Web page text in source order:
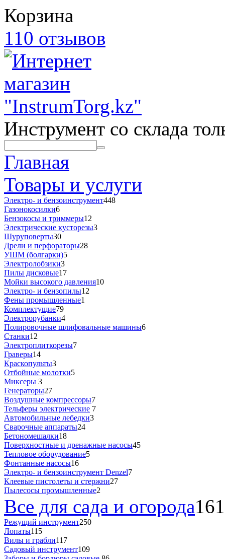
Корзина
110 отзывов
Инструмент со склада
Главная
Товары и услуги
Электро- и бензоинструмент448
Газонокосилки6
Бензокосы и триммеры12
Электрические кусторезы3
Шуруповерты30
Дрели и перфораторы28
УШМ (болгарки)5
Электролобзики3
Пилы дисковые17
Мойки высокого давления10
Электро- и бензопилы12
Фены промышленные1
Комплектущие79
Электрорубанки4
Полировочные шлифовальные машины6
Станки12
Электроплиткорезы7
Граверы14
Краскопульты3
Отбойные молотки5
Миксеры 3
Генераторы27
Воздушные компрессоры7
Тельферы электрические 7
Автомобильные лебедки3
Сварочные аппараты24
Бетономешалки18
Поверхностные и дренажные насосы45
Тепловое оборудование5
Фонтанные насосы16
Электро- и бензоинструмент Denzel7
Клеевые пистолеты и стержни27
Пылесосы промышленные2
Все для сада и огорода
Режущий инструмент250
Лопаты115
Вилы и грабли117
Садовый инструмент109